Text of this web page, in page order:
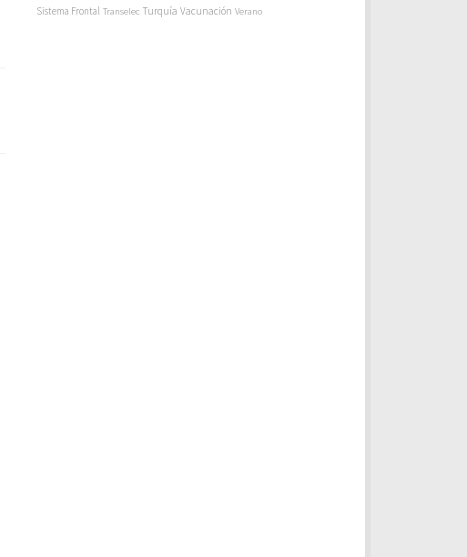
Sistema Frontal Transelec Turquía Vacunación Verano